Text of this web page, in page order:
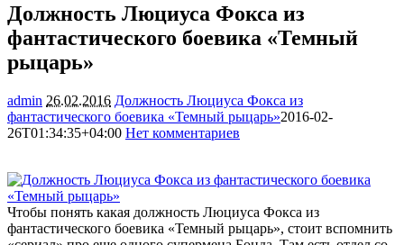
Должность Люциуса Фокса из
фантастического боевика «Темный
рыцарь»
admin 26.02.2016 Должность Люциуса Фокса из
фантастического боевика «Темный рыцарь»2016-02-
26T01:34:35+04:00 Нет комментариев
Чтобы понять какая должность Люциуса Фокса из
фантастического боевика «Темный рыцарь», стоит вспомнить